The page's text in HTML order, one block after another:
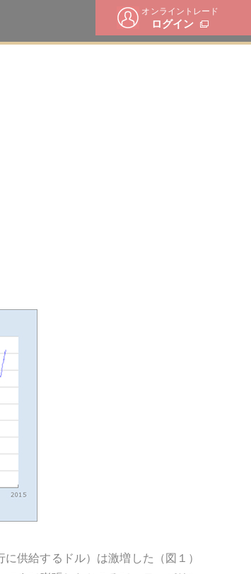
オンライントレード
ログイン
供給するドル）は激増した（図１）